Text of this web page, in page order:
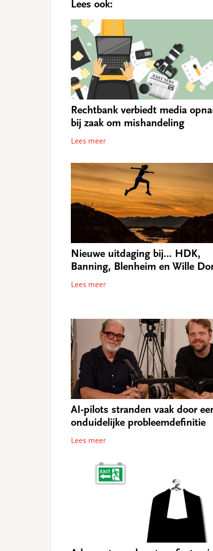
Lees ook:
Rechtbank verbiedt media
bij zaak om mishandeling
Lees meer
Nieuwe uitdaging bij… HDK,
Banning, Blenheim en Wille
Lees meer
AI-pilots stranden vaak door
onduidelijke probleemdefinitie
Lees meer